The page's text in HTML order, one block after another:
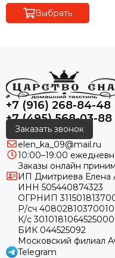
Выбрать
+7 (916) 268-84-48
+7 (495) 568-03-88
Заказать звонок
elen_ka_09@mail.ru
10:00–19:00
Заказы онлайн
ИП Дмитриева Елена
ИНН 505440874323
ОГРНИП
Р/сч
К/с
БИК 044525092
Московский филиал
Telegram